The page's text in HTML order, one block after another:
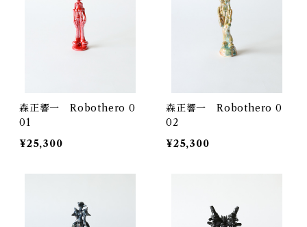
森正響一 Robothero 0
01
¥25,300
森正響一 Robothero 0
02
¥25,300